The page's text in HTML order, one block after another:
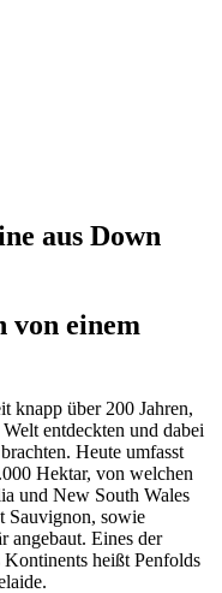
aus Down
von einem
knapp über 200 Jahren,
entdeckten und dabei
Heute umfasst
Hektar, von welchen
und New South Wales
Sauvignon, sowie
angebaut. Eines der
Kontinents heißt Penfolds